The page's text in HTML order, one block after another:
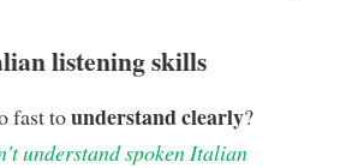
listening skills
fast tounderstand clearly?
understand spoken Italian